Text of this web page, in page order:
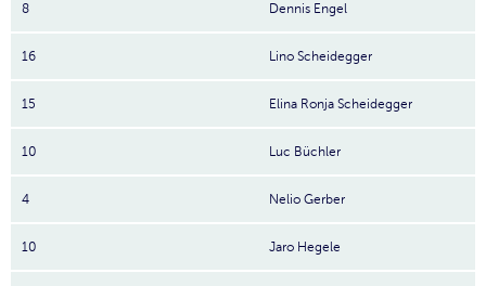
8 Dennis Engel
16 Lino Scheidegger
15 Elina Ronja Scheidegger
10 Luc Büchler
4 Nelio Gerber
10 Jaro Hegele